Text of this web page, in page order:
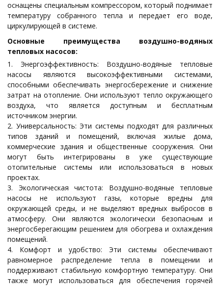
оснащены специальным компрессором, который поднимает
температуру собранного тепла и передает его воде,
циркулирующей в системе.
Основные преимущества воздушно-водяных
тепловых насосов:
Энергоэффективность: Воздушно-водяные тепловые
насосы являются высокоэффективными системами,
способными обеспечивать энергосбережение и снижение
затрат на отопление. Они используют тепло окружающего
воздуха, что является доступным и бесплатным
источником энергии.
Универсальность: Эти системы подходят для различных
типов зданий и помещений, включая жилые дома,
коммерческие здания и общественные сооружения. Они
могут быть интегрированы в уже существующие
отопительные системы или использоваться в новых
проектах.
Экологическая чистота: Воздушно-водяные тепловые
насосы не используют газы, которые вредны для
окружающей среды, и не выделяют вредных выбросов в
атмосферу. Они являются экологически безопасным и
энергосберегающим решением для обогрева и охлаждения
помещений.
Комфорт и удобство: Эти системы обеспечивают
равномерное распределение тепла в помещении и
поддерживают стабильную комфортную температуру. Они
также могут использоваться для обеспечения горячей